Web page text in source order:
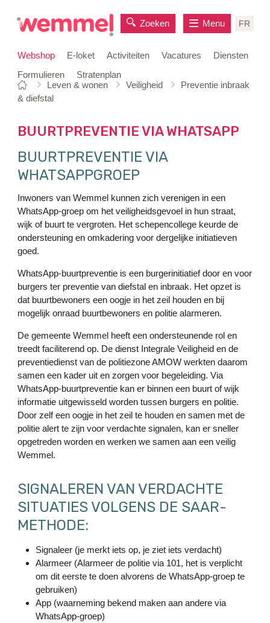
Webshop E-loket Activiteiten Vacatures
Diensten
Formulieren
Stratenplan
Zoeken FR
Menu
Je
bent
Startpagina
Leven & wonen Veiligheid
Preventie inbraak
& diefstal
BUURTPREVENTIE VIA WHATSAPP
BUURTPREVENTIE VIA
WHATSAPPGROEP
Inwoners van Wemmel kunnen zich verenigen in een
WhatsApp-groep om het veiligheidsgevoel in hun straat,
wijk of buurt te vergroten. Het schepencollege keurde de
ondersteuning en omkadering voor dergelijke initiatieven
goed.
WhatsApp-buurtpreventie is een burgerinitiatief door en voor
burgers ter preventie van diefstal en inbraak. Het opzet is
dat buurtbewoners een oogje in het zeil houden en bij
mogelijk onraad buurtbewoners en politie alarmeren.
De gemeente Wemmel heeft een ondersteunende rol en
treedt faciliterend op. De dienst Integrale Veiligheid en de
preventiedienst van de politiezone AMOW werkten daarom
samen een kader uit en zorgen voor begeleiding. Via
WhatsApp-buurtpreventie kan er binnen een buurt of wijk
informatie uitgewisseld worden tussen burgers en politie.
Door zelf een oogje in het zeil te houden en samen met de
politie alert te zijn voor verdachte signalen, kan er sneller
opgetreden worden en werken we samen aan een veilig
Wemmel.
SIGNALEREN VAN VERDACHTE
SITUATIES VOLGENS DE SAAR-
METHODE:
Signaleer (je merkt iets op, je ziet iets verdacht)
Alarmeer (Alarmeer de politie via 101, het is verplicht
om dit eerste te doen alvorens de WhatsApp-groep te
gebruiken)
App (waarneming bekend maken aan andere via
WhatsApp-groep)